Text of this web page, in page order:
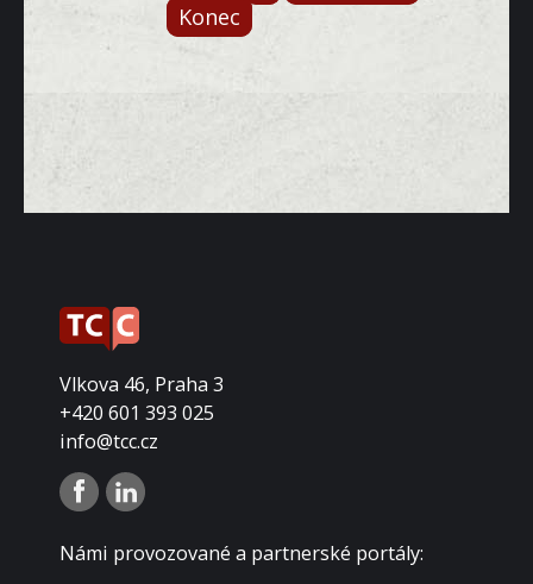
Konec
Vlkova 46, Praha 3
+420 601 393 025
info@tcc.cz
Námi provozované a partnerské portály: